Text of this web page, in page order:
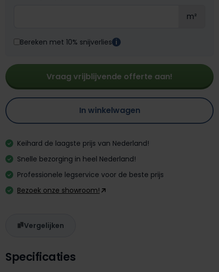
Specificaties
m²
Bereken met 10% snijverlies i
Vraag vrijblijvende offerte aan!
In winkelwagen
Keihard de laagste prijs van Nederland!
Snelle bezorging in heel Nederland!
Professionele legservice voor de beste prijs
Bezoek onze showroom!
Vergelijken